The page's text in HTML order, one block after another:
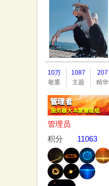
10万
敬重
1087
主题
207
精华
管理员
积分
11063